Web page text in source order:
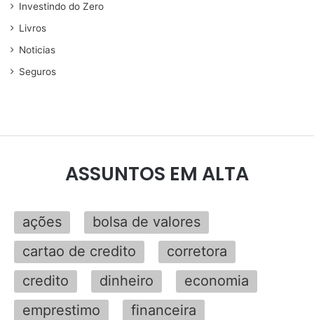
Investindo do Zero
Livros
Noticias
Seguros
ASSUNTOS EM ALTA
ações
bolsa de valores
cartao de credito
corretora
credito
dinheiro
economia
emprestimo
financeira